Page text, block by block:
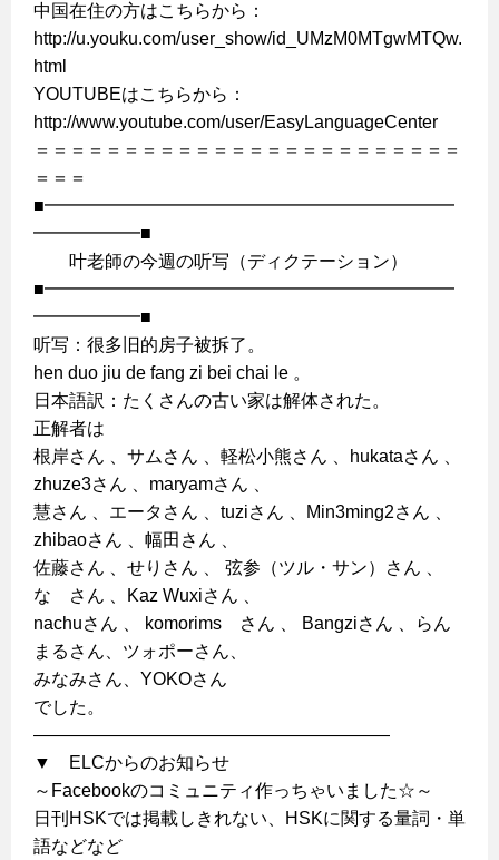
中国在住の方はこちらから：
http://u.youku.com/user_show/id_UMzM0MTgwMTQw.
html
YOUTUBEはこちらから：
http://www.youtube.com/user/EasyLanguageCenter
＝＝＝＝＝＝＝＝＝＝＝＝＝＝＝＝＝＝＝＝＝＝＝＝
＝＝＝
■━━━━━━━━━━━━━━━━━━━━━━━
━━━━━━■
叶老師の今週の听写（ディクテーション）
■━━━━━━━━━━━━━━━━━━━━━━━
━━━━━━■
听写：很多旧的房子被拆了。
hen duo jiu de fang zi bei chai le 。
日本語訳：たくさんの古い家は解体された。
正解者は
根岸さん 、サムさん 、軽松小熊さん 、hukataさん 、
zhuze3さん 、maryamさん 、
慧さん 、エータさん 、tuziさん 、Min3ming2さん 、
zhibaoさん 、幅田さん 、
佐藤さん 、せりさん 、 弦参（ツル・サン）さん 、
な さん 、Kaz Wuxiさん 、
nachuさん 、 komorims さん 、 Bangziさん 、らん
まるさん、ツォポーさん、
みなみさん、YOKOさん
でした。
————————————————————
▼ ELCからのお知らせ
～Facebookのコミュニティ作っちゃいました☆～
日刊HSKでは掲載しきれない、HSKに関する量詞・単
語などなど